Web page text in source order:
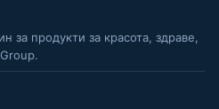
за продукти за красота, здраве,